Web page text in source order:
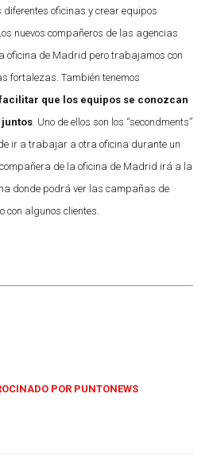
diferentes oficinas y crear equipos
nuevos compañeros de las agencias
oficina de Madrid pero trabajamos con
fortalezas. También tenemos
que los equipos se conozcan
. Uno de ellos son los “secondments”
ir a trabajar a otra oficina durante un
de la oficina de Madrid irá a la
donde podrá ver las campañas de
con algunos clientes.
POR PUNTONEWS